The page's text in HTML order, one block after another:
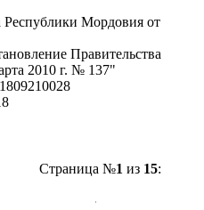
Республики Мордовия от
Правительства
2010 г. № 137"
Страница №1 из 15: